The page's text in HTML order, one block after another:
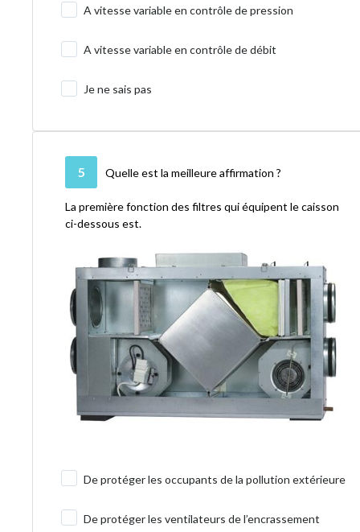
A vitesse variable en contrôle de pression
A vitesse variable en contrôle de débit
Je ne sais pas
5 Quelle est la meilleure affirmation ?
La première fonction des filtres qui équipent le caisson
ci-dessous est.
De protéger les occupants de la pollution extérieure
De protéger les ventilateurs de l’encrassement